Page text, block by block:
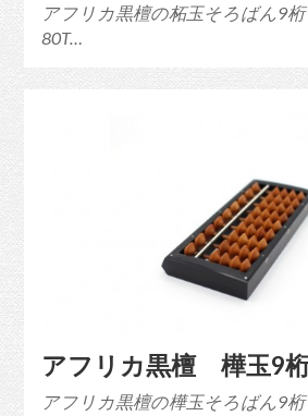
アフリカ黒檀の柘玉そろばん9
80T…
アフリカ黒檀 樺玉9
アフリカ黒檀の樺玉そろばん9